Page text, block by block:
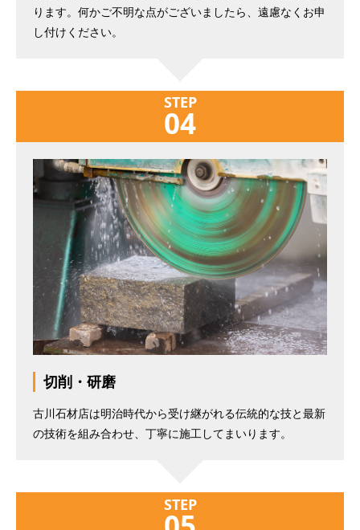
ります。何かご不明な点がございましたら、遠慮なくお申
し付けください。
STEP
04
切削・研磨
古川石材店は明治時代から受け継がれる伝統的な技と最新
の技術を組み合わせ、丁寧に施工してまいります。
STEP